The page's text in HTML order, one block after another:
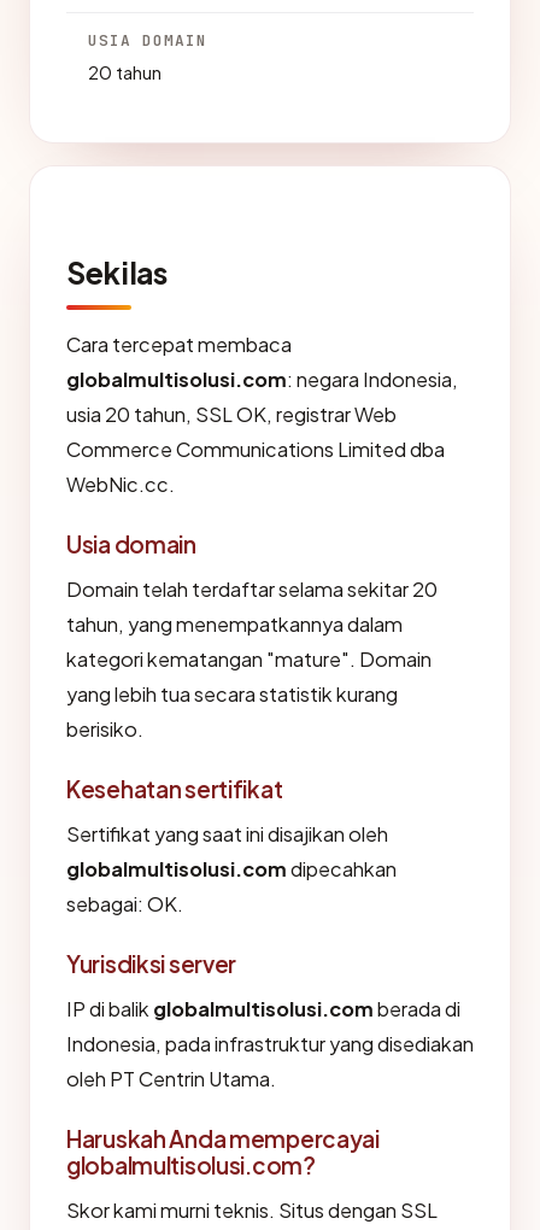
USIA DOMAIN
20 tahun
Sekilas
Cara tercepat membaca
globalmultisolusi.com: negara Indonesia,
usia 20 tahun, SSL OK, registrar Web
Commerce Communications Limited dba
WebNic.cc.
Usia domain
Domain telah terdaftar selama sekitar 20
tahun, yang menempatkannya dalam
kategori kematangan "mature". Domain
yang lebih tua secara statistik kurang
berisiko.
Kesehatan sertifikat
Sertifikat yang saat ini disajikan oleh
globalmultisolusi.comdipecahkan
sebagai: OK.
Yurisdiksi server
IP di balik globalmultisolusi.comberada di
Indonesia, pada infrastruktur yang disediakan
oleh PT Centrin Utama.
Haruskah Anda mempercayai
globalmultisolusi.com?
Skor kami murni teknis. Situs dengan SSL